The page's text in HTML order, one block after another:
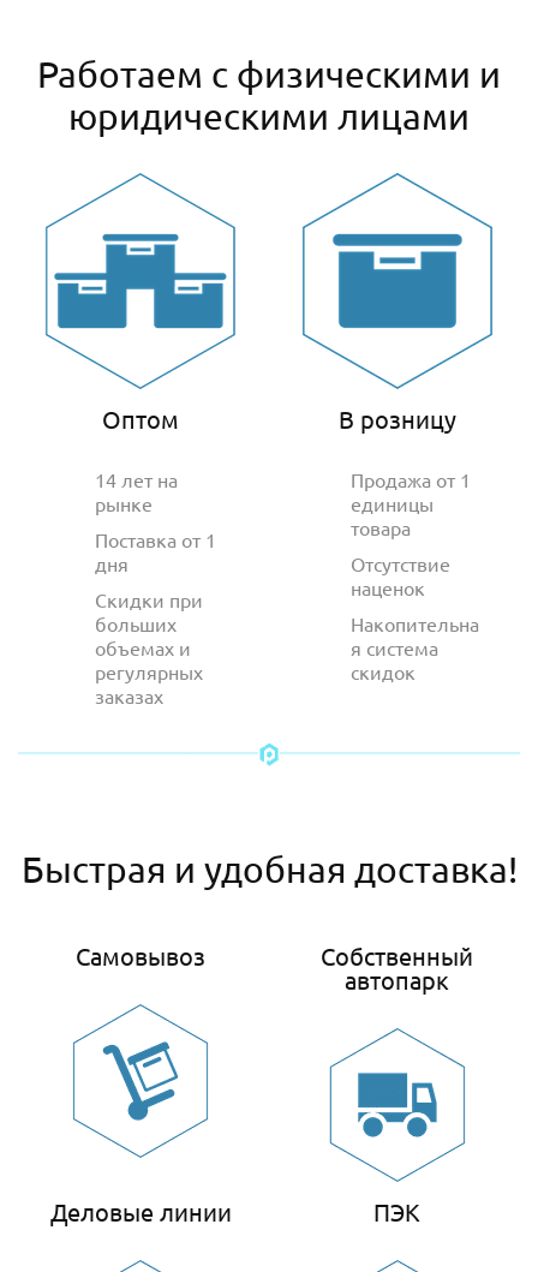
Работаем с физическими и
юридическими лицами
Оптом
14 лет на
рынке
Поставка от 1
дня
Скидки при
больших
объемах и
регулярных
заказах
В розницу
Продажа от 1
единицы
товара
Отсутствие
наценок
Накопительна
я система
скидок
Быстрая и удобная доставка!
Самовывоз
Собственный
автопарк
Деловые линии ПЭК